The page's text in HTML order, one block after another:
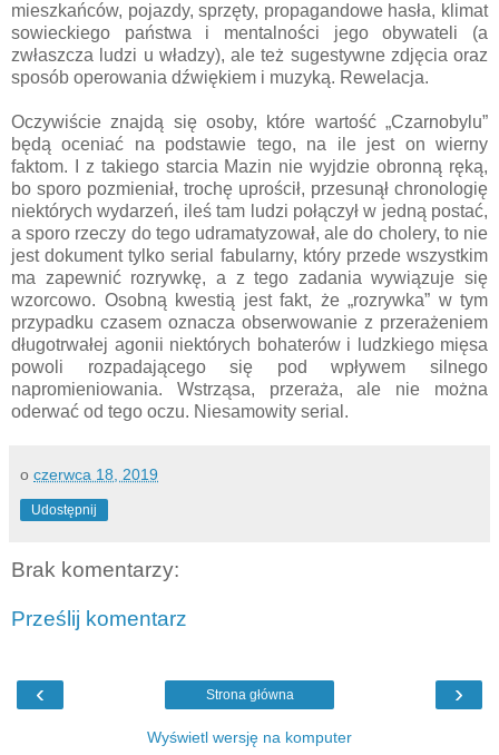
mieszkańców, pojazdy, sprzęty, propagandowe hasła, klimat
sowieckiego państwa i mentalności jego obywateli (a
zwłaszcza ludzi u władzy), ale też sugestywne zdjęcia oraz
sposób operowania dźwiękiem i muzyką. Rewelacja.
Oczywiście znajdą się osoby, które wartość „Czarnobylu”
będą oceniać na podstawie tego, na ile jest on wierny
faktom. I z takiego starcia Mazin nie wyjdzie obronną ręką,
bo sporo pozmieniał, trochę uprościł, przesunął chronologię
niektórych wydarzeń, ileś tam ludzi połączył w jedną postać,
a sporo rzeczy do tego udramatyzował, ale do cholery, to nie
jest dokument tylko serial fabularny, który przede wszystkim
ma zapewnić rozrywkę, a z tego zadania wywiązuje się
wzorcowo. Osobną kwestią jest fakt, że „rozrywka” w tym
przypadku czasem oznacza obserwowanie z przerażeniem
długotrwałej agonii niektórych bohaterów i ludzkiego mięsa
powoli rozpadającego się pod wpływem silnego
napromieniowania. Wstrząsa, przeraża, ale nie można
oderwać od tego oczu. Niesamowity serial.
o czerwca 18, 2019
Udostępnij
Brak komentarzy:
Prześlij komentarz
‹ ›
Strona główna
Wyświetl wersję na komputer